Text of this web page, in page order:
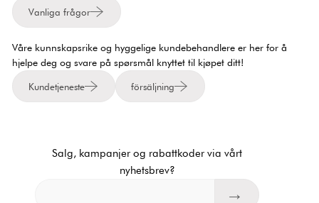
Vanliga frågor
Våre kunnskapsrike og hyggelige kundebehandlere er her for å
hjelpe deg og svare på spørsmål knyttet til kjøpet ditt!
Kundetjeneste försäljning
Salg, kampanjer og rabattkoder via vårt
nyhetsbrev?